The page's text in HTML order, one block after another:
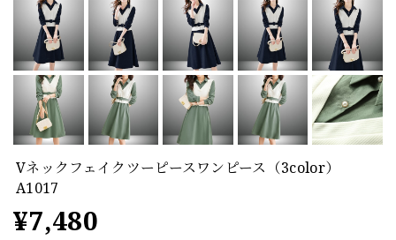
Vネックフェイクツーピースワンピース（3color）
A1017
¥7,480